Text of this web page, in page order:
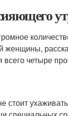
женщины,
всего четыре
стоит